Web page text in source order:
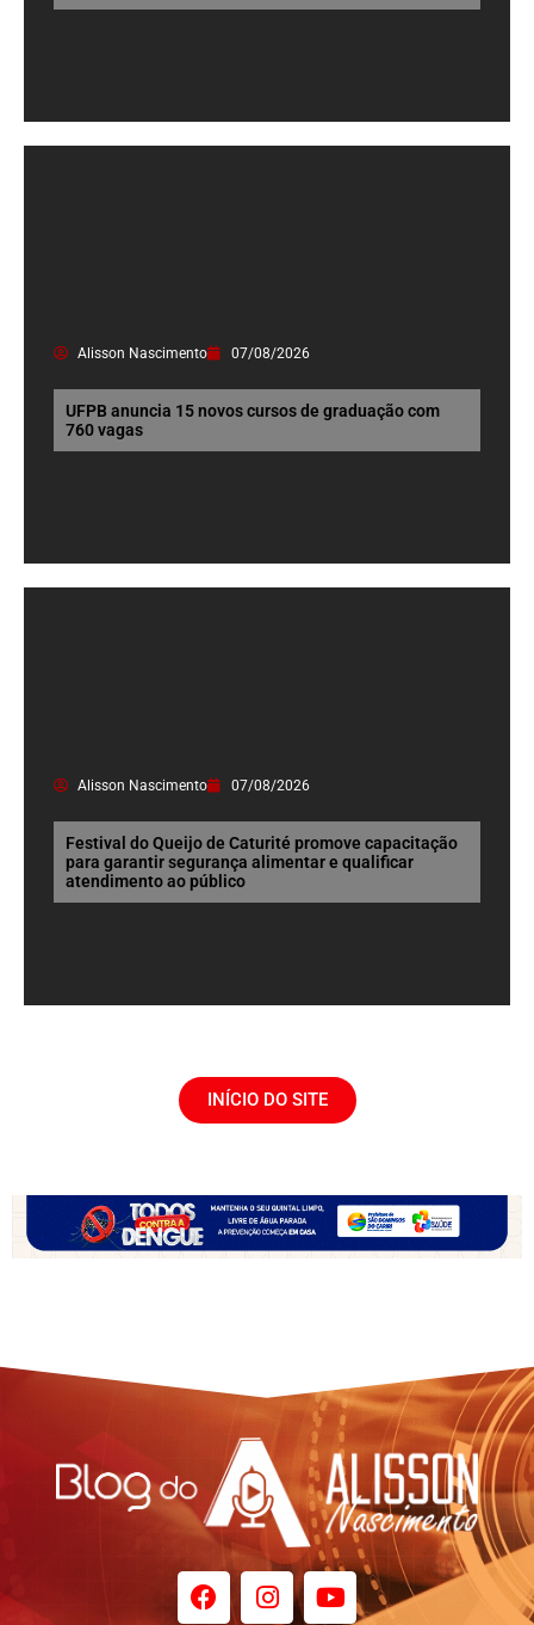
Alisson Nascimento 07/08/2026
UFPB anuncia 15 novos cursos de graduação com
760 vagas
Alisson Nascimento 07/08/2026
Festival do Queijo de Caturité promove capacitação
para garantir segurança alimentar e qualificar
atendimento ao público
INÍCIO DO SITE